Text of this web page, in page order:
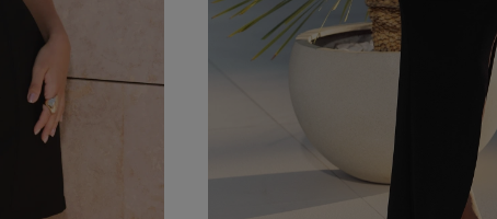
BESTSELLER
PARTYKLEIDER
BOHO
JEANSKLEIDER
COCTAILKLEIDER
FIGURBETONTE KLEIDER
AUSGESTELLTE KLEIDER
AM
U-
V-